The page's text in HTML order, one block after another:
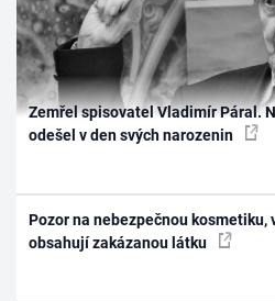
Zemřel spisovatel Vladimír Páral.
odešel v den svých narozenin
Pozor na nebezpečnou
obsahují zakázanou látku